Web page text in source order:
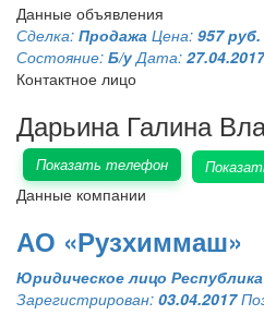
Данные объявления
Сделка: Продажа Цена: 957 руб.
Состояние: Б/у Дата: 27.04.2017
Контактное лицо
Дарьина Галина
Показать телефон
Данные компании
АО «Рузхиммаш»
Юридическое лицо
Зарегистрирован: 03.04.2017